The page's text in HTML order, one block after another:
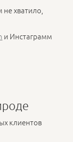
хватило,
и Инстаграмм
клиентов